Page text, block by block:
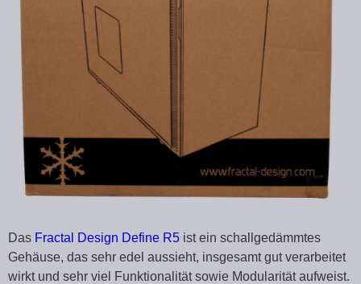
Das Fractal Design Define R5 ist ein schallgedämmtes
Gehäuse, das sehr edel aussieht, insgesamt gut verarbeitet
wirkt und sehr viel Funktionalität sowie Modularität aufweist.